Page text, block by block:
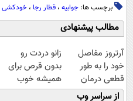
برچسب ها: جوابیه ، قطار رجا ، خودکشی
مطالب پیشنهادی
آرتروز مفاصل
خود را به طور
قطعی درمان
کنید!
زانو دردت رو
بدون قرص برای
همیشه خوب
کن! (قدم اول،
از سراسر وب